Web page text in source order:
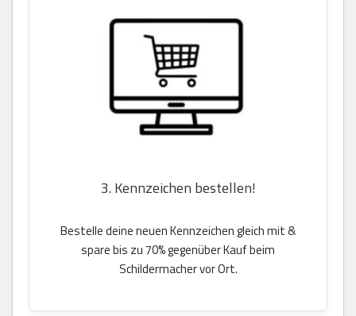
3. Kennzeichen bestellen!
Bestelle deine neuen Kennzeichen gleich mit &
spare bis zu 70% gegenüber Kauf beim
Schildermacher vor Ort.